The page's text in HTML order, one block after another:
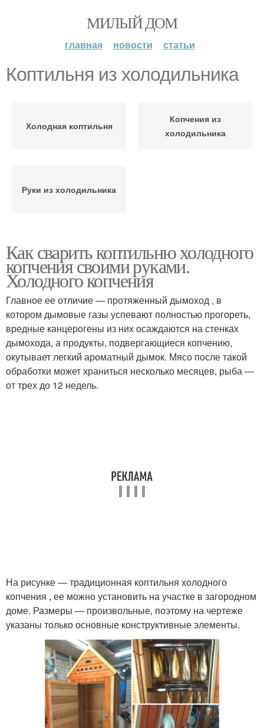
МИЛЫЙ ДОМ
главная новости статьи
Коптильня из холодильника
Холодная коптильня
Копчения из
холодильника
Руки из холодильника
Как сварить коптильню холодного
копчения своими руками.
Холодного копчения
Главное ее отличие — протяженный дымоход , в
котором дымовые газы успевают полностью прогореть,
вредные канцерогены из них осаждаются на стенках
дымохода, а продукты, подвергающиеся копчению,
окутывает легкий ароматный дымок. Мясо после такой
обработки может храниться несколько месяцев, рыба —
от трех до 12 недель.
На рисунке — традиционная коптильня холодного
копчения , ее можно установить на участке в загородном
доме. Размеры — произвольные, поэтому на чертеже
указаны только основные конструктивные элементы.